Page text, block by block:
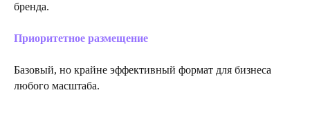
бренда.
Приоритетное размещение
Базовый, но крайне эффективный формат для бизнеса
любого масштаба.